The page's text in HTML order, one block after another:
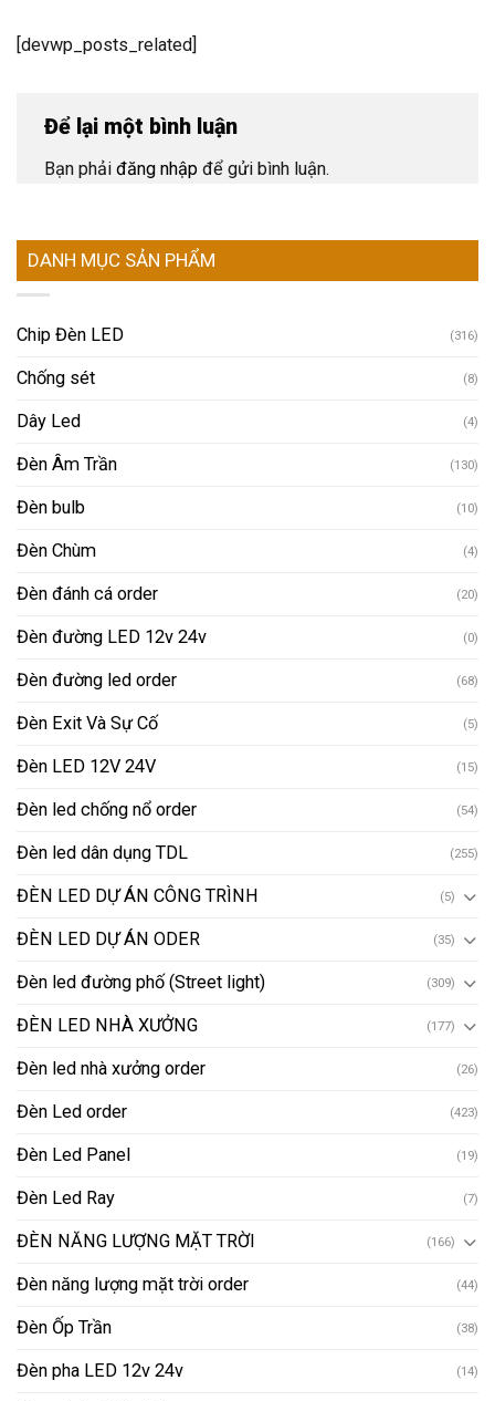
[devwp_posts_related]
Để lại một bình luận
Bạn phải đăng nhập để gửi bình luận.
DANH MỤC SẢN PHẨM
Chip Đèn LED (316)
Chống sét (8)
Dây Led (4)
Đèn Âm Trần (130)
Đèn bulb (10)
Đèn Chùm (4)
Đèn đánh cá order (20)
Đèn đường LED 12v 24v (0)
Đèn đường led order (68)
Đèn Exit Và Sự Cố (5)
Đèn LED 12V 24V (15)
Đèn led chống nổ order (54)
Đèn led dân dụng TDL (255)
ĐÈN LED DỰ ÁN CÔNG TRÌNH (5)
ĐÈN LED DỰ ÁN ODER (35)
Đèn led đường phố (Street light) (309)
ĐÈN LED NHÀ XƯỞNG (177)
Đèn led nhà xưởng order (26)
Đèn Led order (423)
Đèn Led Panel (19)
Đèn Led Ray (7)
ĐÈN NĂNG LƯỢNG MẶT TRỜI (166)
Đèn năng lượng mặt trời order (44)
Đèn Ốp Trần (38)
Đèn pha LED 12v 24v (14)